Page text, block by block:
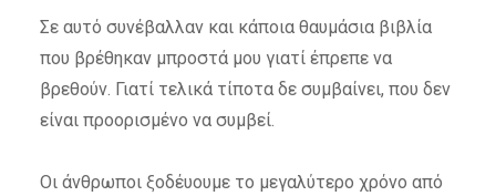
Σε αυτό συνέβαλλαν και κάποια θαυμάσια βιβλία
που βρέθηκαν μπροστά μου γιατί έπρεπε να
βρεθούν. Γιατί τελικά τίποτα δε συμβαίνει, που δεν
είναι προορισμένο να συμβεί.
Οι άνθρωποι ξοδέυουμε το μεγαλύτερο χρόνο από